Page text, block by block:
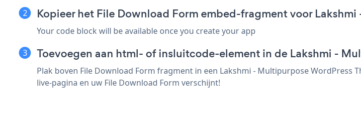
Kopieer het File Download Form embed-fragment voor
Your code block will be available once you create your app
Toevoegen aan html- of insluitcode-element in de Lakshmi -
Plak boven File Download Form fragment in een Lakshmi - Multipurpose WordPress
live-pagina en uw File Download Form verschijnt!